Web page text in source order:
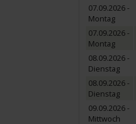
07.09.2026 -
Montag
07.09.2026 -
Montag
08.09.2026 -
Dienstag
08.09.2026 -
Dienstag
09.09.2026 -
Mittwoch